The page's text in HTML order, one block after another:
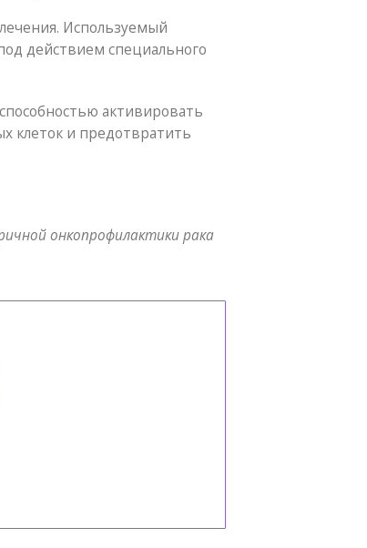
Используемый
действием специального
активировать
клеток и предотвратить
онкопрофилактики рака